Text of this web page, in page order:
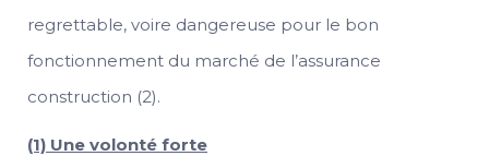
regrettable, voire dangereuse pour le bon
fonctionnement du marché de l’assurance
construction (2).
(1) Une volonté forte